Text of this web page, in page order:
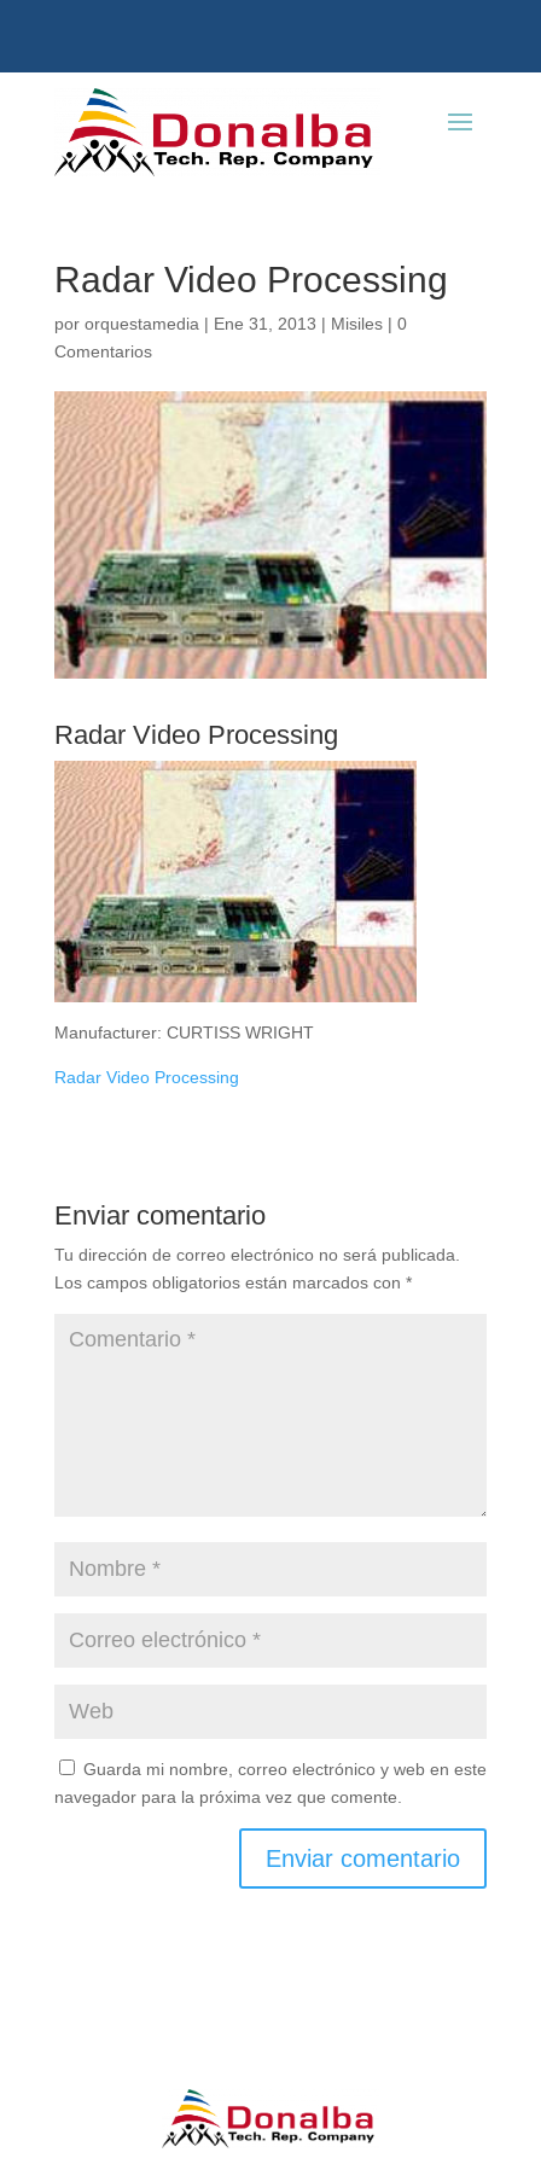
Radar Video Processing
por orquestamedia | Ene 31, 2013 | Misiles| 0
Comentarios
Radar Video Processing
Manufacturer: CURTISS WRIGHT
Radar Video Processing
Enviar comentario
Tu dirección de correo electrónico no será publicada.
Los campos obligatorios están marcados con *
Guarda mi nombre, correo electrónico y web en este
navegador para la próxima vez que comente.